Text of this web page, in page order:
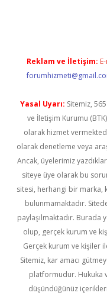
Reklam ve İletişim:
Yasal Uyarı: Sitemiz,
ve İletişim Kurumu
olarak hizmet
olarak denetleme veya
Ancak, üyelerimiz
siteye üye olarak bu
sitesi, herhangi bir marka,
bulunmamaktadır.
paylaşılmaktadır. Burada
olup, gerçek kurum ve
Gerçek kurum ve kişiler
Sitemiz, kar amacı
platformudur. Hukuka
düşündüğünüz